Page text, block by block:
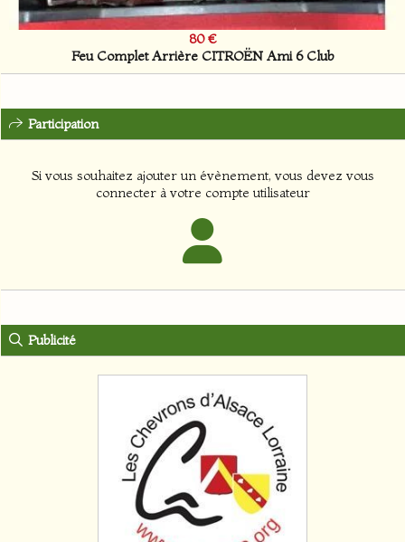
80 €
Feu Complet Arrière CITROËN Ami 6 Club
Participation
Si vous souhaitez ajouter un évènement, vous devez vous
connecter à votre compte utilisateur
Publicité